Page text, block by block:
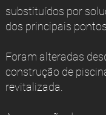
substituídos por
dos principais
Foram alteradas
construção de
revitalizada.